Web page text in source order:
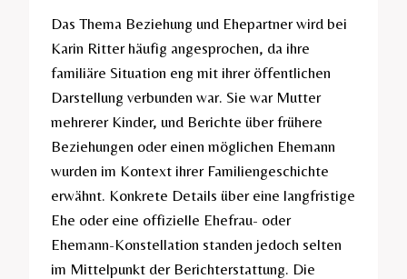
Das Thema Beziehung und Ehepartner wird bei
Karin Ritter häufig angesprochen, da ihre
familiäre Situation eng mit ihrer öffentlichen
Darstellung verbunden war. Sie war Mutter
mehrerer Kinder, und Berichte über frühere
Beziehungen oder einen möglichen Ehemann
wurden im Kontext ihrer Familiengeschichte
erwähnt. Konkrete Details über eine langfristige
Ehe oder eine offizielle Ehefrau- oder
Ehemann-Konstellation standen jedoch selten
im Mittelpunkt der Berichterstattung. Die